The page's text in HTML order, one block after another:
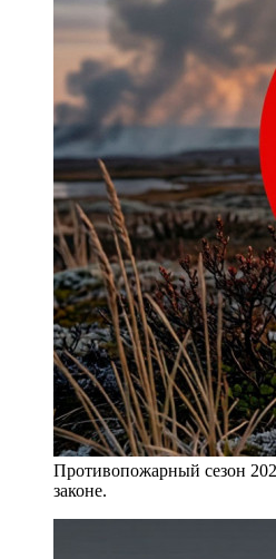
Противопожарный сезон
законе.